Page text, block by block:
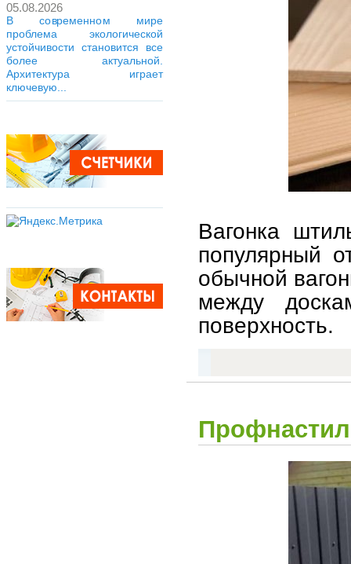
05.08.2026
В современном мире
проблема экологической
устойчивости становится все
более актуальной.
Архитектура играет
ключевую...
Вагонка
популярный
обычной
между
поверхность.